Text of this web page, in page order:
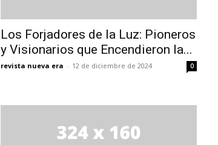
Los Forjadores de la Luz: Pioneros
y Visionarios que Encendieron la...
revista nueva era - 12 de diciembre de 2024 0